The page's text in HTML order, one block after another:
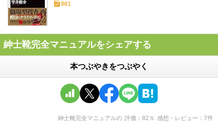
961
紳士靴完全マニュアルをシェアする
本つぶやきをつぶやく
紳士靴完全マニュアルの 評価 82 ％ 感想・レビュー 7件